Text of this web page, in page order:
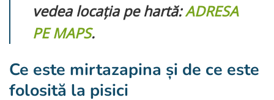
vedea locația pe hartă:ADRESA
PE MAPS.
Ce este mirtazapina și de ce este
folosită la pisici